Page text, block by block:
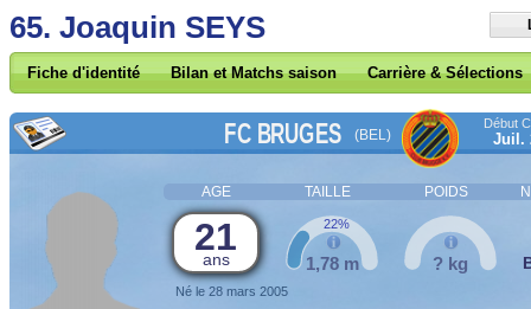
65. Joaquin SEYS
Fiche d'identité Bilan et Matchs saison Carrière & Sélections
FC BRUGES (BEL)
Début
Juil.
AGE TAILLE POIDS
21
ans
Né le 28 mars 2005
1,78 m
22%
? kg